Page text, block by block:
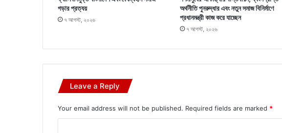
গড়ার প্রত্যয়
৭ আগস্ট, ২০২৬
অর্থনীতি পুনরুদ্ধার এবং নতুন সমাজ বিনির্মাণে
প্রধানমন্ত্রী কাজ করে যাচ্ছেন
৭ আগস্ট, ২০২৬
Leave a Reply
Your email address will not be published. Required fields are marked *